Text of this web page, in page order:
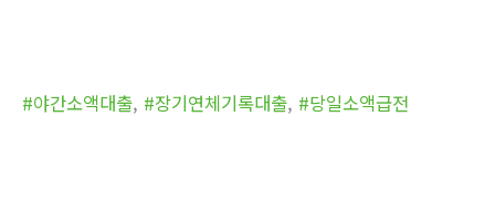
#야간소액대출, #장기연체기록대출, #당일소액급전